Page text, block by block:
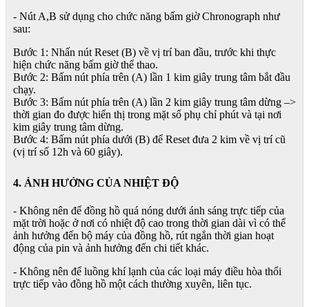
- Nút A,B sử dụng cho chức năng bấm giờ Chronograph như
sau:
Bước 1: Nhấn nút Reset (B) về vị trí ban đầu, trước khi thực
hiện chức năng bấm giờ thể thao.
Bước 2: Bấm nút phía trên (A) lần 1 kim giây trung tâm bắt đầu
chạy.
Bước 3: Bấm nút phía trên (A) lần 2 kim giây trung tâm dừng –>
thời gian đo được hiển thị trong mặt số phụ chỉ phút và tại nơi
kim giây trung tâm dừng.
Bước 4: Bấm nút phía dưới (B) để Reset đưa 2 kim về vị trí cũ
(vị trí số 12h và 60 giây).
4. ẢNH HƯỞNG CỦA NHIỆT ĐỘ
- Không nên để đồng hồ quá nóng dưới ánh sáng trực tiếp của
mặt trời hoặc ở nơi có nhiệt độ cao trong thời gian dài vì có thể
ảnh hưởng đến bộ máy của đồng hồ, rút ngắn thời gian hoạt
động của pin và ảnh hưởng đến chi tiết khác.
- Không nên để luồng khí lạnh của các loại máy điều hòa thổi
trực tiếp vào đồng hồ một cách thường xuyên, liên tục.